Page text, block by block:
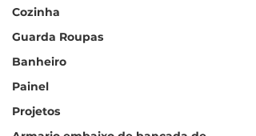
Cozinha
Guarda Roupas
Banheiro
Painel
Projetos